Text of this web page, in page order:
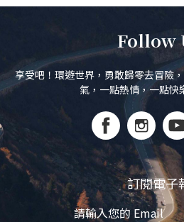
Follow
享受吧！環遊世界，勇敢歸零去冒險
氣，一點熱情，一點快
訂閱電子